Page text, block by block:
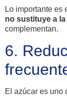
Lo importante es
no sustituye a
complementan.
6.
El azúcar es uno